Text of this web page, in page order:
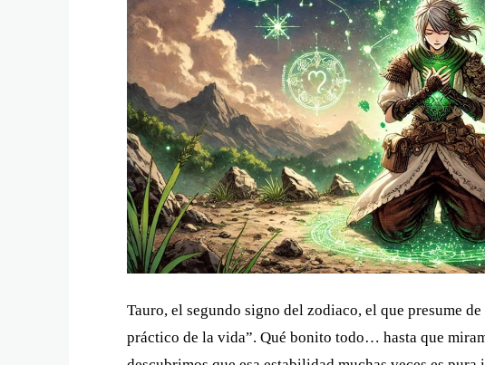
Tauro, el segundo signo del zodiaco, el que presume
práctico de la vida”. Qué bonito todo… hasta que